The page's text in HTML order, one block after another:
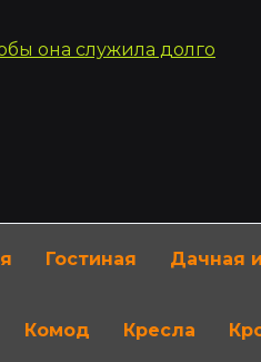
Гостиная Дачная
Комод Кресла